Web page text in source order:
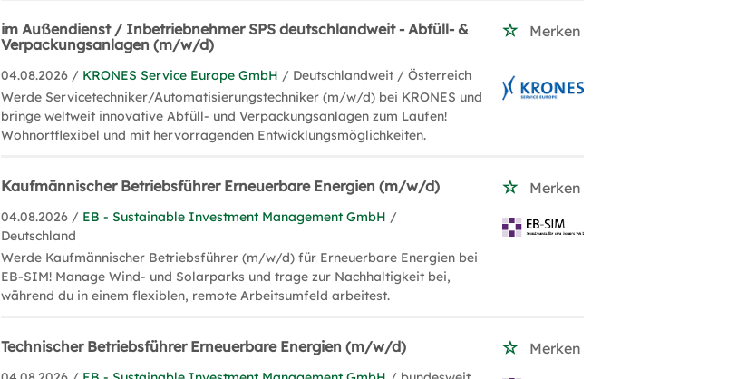
im Außendienst / Inbetriebnehmer SPS deutschlandweit - Abfüll- &
Verpackungsanlagen (m/w/d)
Merken
04.08.2026 / KRONES Service Europe GmbH / Deutschlandweit / Österreich
Werde Servicetechniker/Automatisierungstechniker (m/w/d) bei KRONES und
bringe weltweit innovative Abfüll- und Verpackungsanlagen zum Laufen!
Wohnortflexibel und mit hervorragenden Entwicklungsmöglichkeiten.
Kaufmännischer Betriebsführer Erneuerbare Energien (m/w/d) Merken
04.08.2026 / EB - Sustainable Investment Management GmbH /
Deutschland
Werde Kaufmännischer Betriebsführer (m/w/d) für Erneuerbare Energien bei
EB-SIM! Manage Wind- und Solarparks und trage zur Nachhaltigkeit bei,
während du in einem flexiblen, remote Arbeitsumfeld arbeitest.
Technischer Betriebsführer Erneuerbare Energien (m/w/d) Merken